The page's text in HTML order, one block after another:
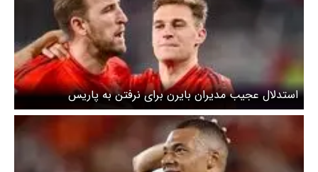
استدلال عجیب مدیران بایرن برای نرفتن به پاریس